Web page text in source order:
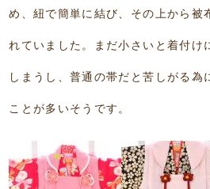
め、紐で簡単に結び、その上から被
れていました。まだ小さいと着付け
しまうし、普通の帯だと苦しがる為
ことが多いそうです。